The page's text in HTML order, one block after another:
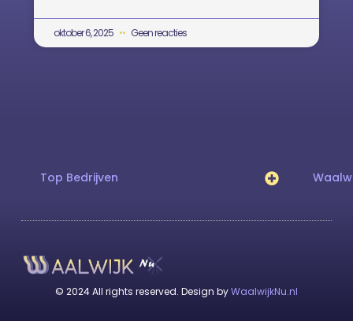
oktober 6, 2025 Geen reacties
Top Bedrijven
© 2024 All rights reserved. Design byWaalwijkNu.nl